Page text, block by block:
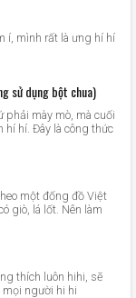
í, mình rất là ưng hí hí
sử dụng bột chua)
phải mày mò, mà cuối
hí hí. Đây là công thức
một đống đồ Việt
giò, lá lốt. Nên làm
thích luôn hihi, sẽ
mọi người hi hi